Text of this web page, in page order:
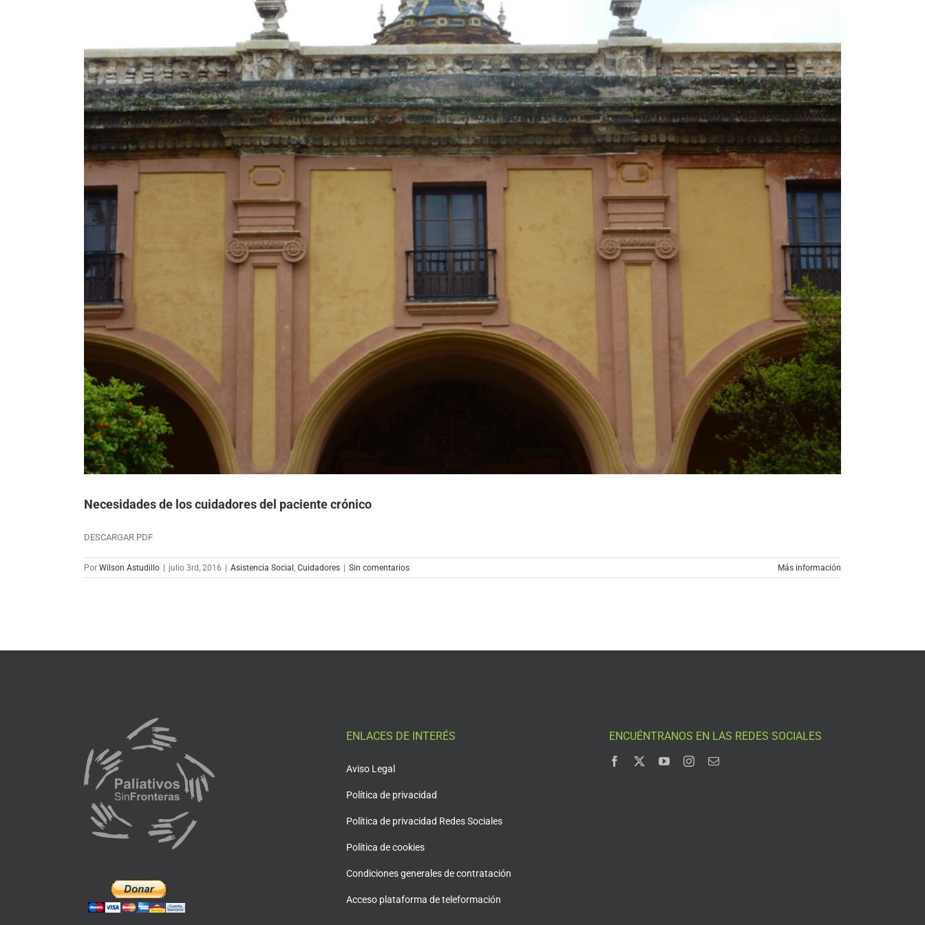
Necesidades de los cuidadores del paciente crónico
DESCARGAR PDF
Por Wilson Astudillo | julio 3rd, 2016 | Asistencia Social Cuidadores | Sin comentarios Más información
ENLACES DE INTERÉS
Aviso Legal
Política de privacidad
Política de privacidad Redes Sociales
Política de cookies
Condiciones generales de contratación
Acceso plataforma de teleformación
ENCUÉNTRANOS EN LAS REDES SOCIALES